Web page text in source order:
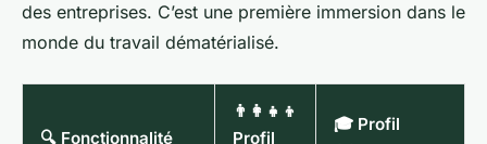
des entreprises. C’est une première immersion dans le
monde du travail dématérialisé.
🔍 Fonctionnalité
👨‍👩‍👧‍👦
Profil
🎓 Profil